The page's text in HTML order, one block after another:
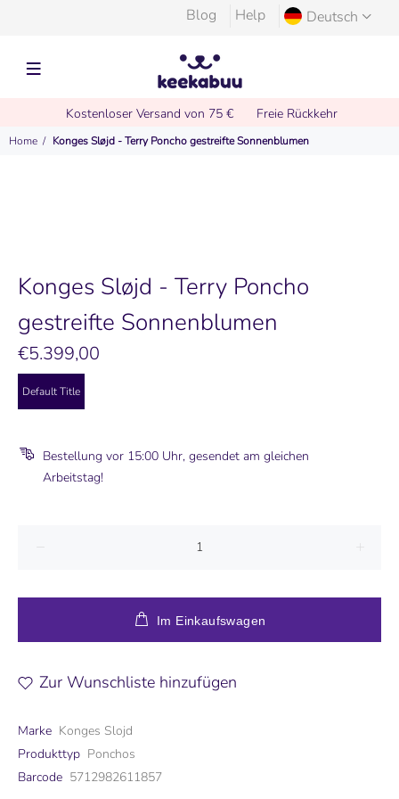
Blog Help Deutsch
Kostenloser Versand von 75 € Freie Rückkehr
Home Konges Sløjd - Terry Poncho gestreifte Sonnenblumen
Konges Sløjd - Terry Poncho
gestreifte Sonnenblumen
€5.399,00
Default Title
Bestellung vor 15:00 Uhr, gesendet am gleichen
Arbeitstag!
Im Einkaufswagen
Zur Wunschliste hinzufügen
Marke Konges Slojd
Produkttyp Ponchos
Barcode 5712982611857